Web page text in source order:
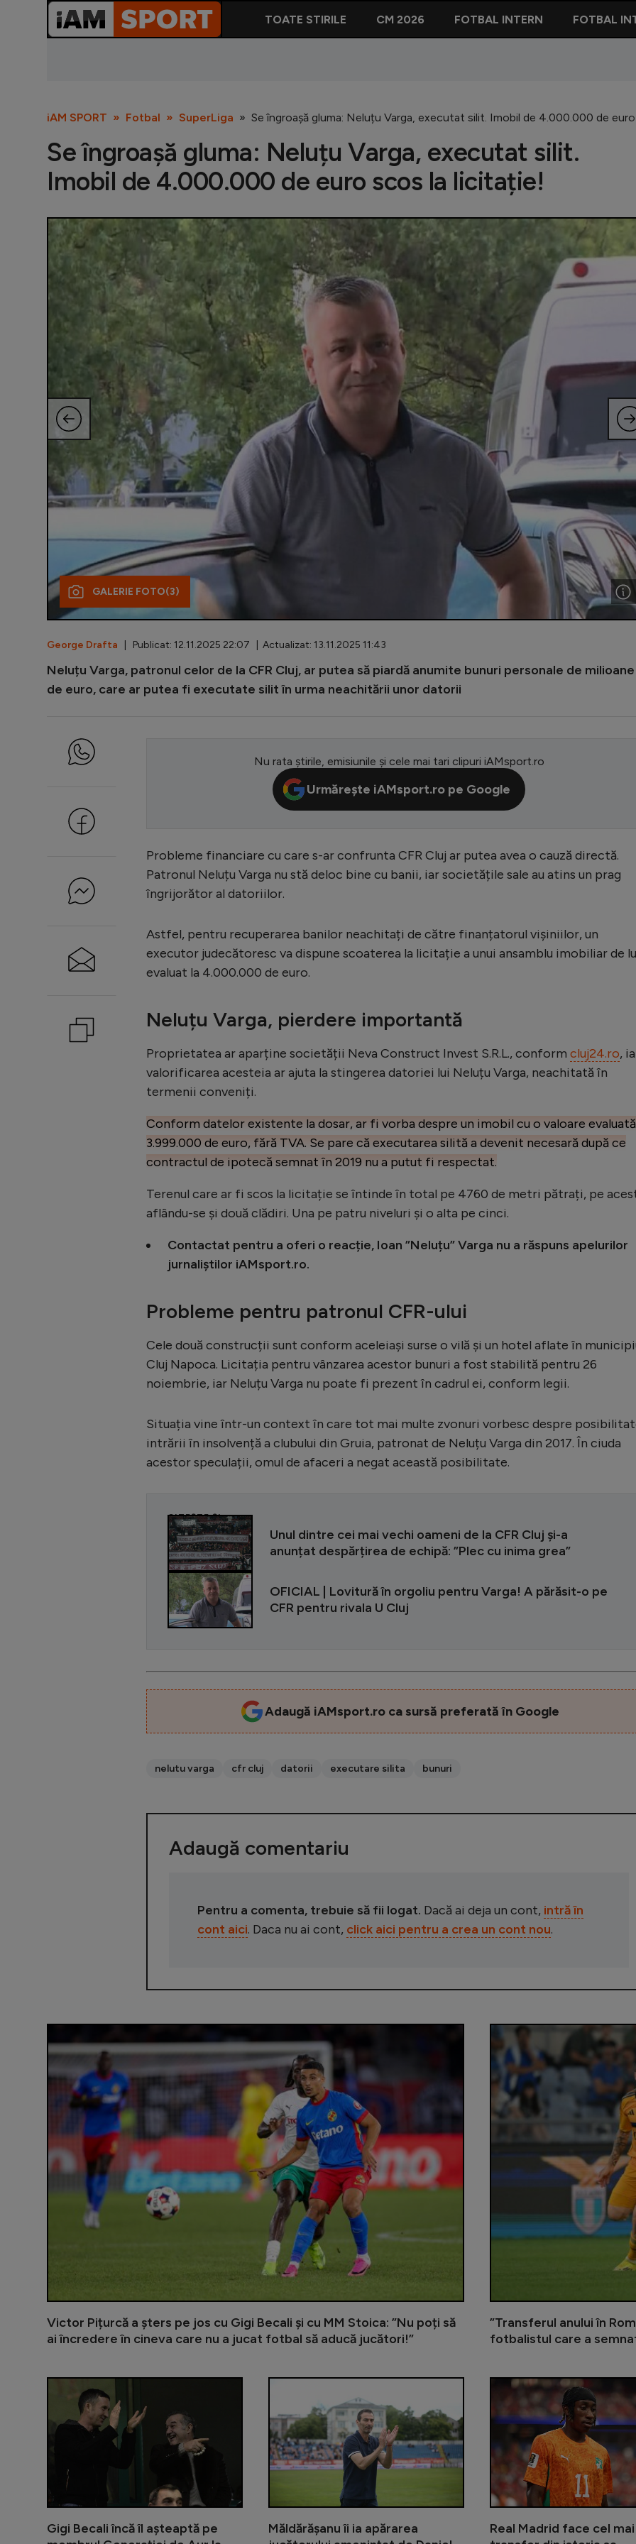
TOATE STIRILE CM 2026 FOTBAL INTERN FOTBAL
iAM SPORT Fotbal SuperLiga Se îngroașă gluma: Neluțu Varga, executat silit. Imobil de 4.000.000 de
Se îngroașă gluma: Neluțu Varga, executat silit.
Imobil de 4.000.000 de euro scos la licitație!
GALERIE FOTO(3)
George Drafta | Publicat: 12.11.2025 22:07 | Actualizat: 13.11.2025 11:43
Neluțu Varga, patronul celor de la CFR Cluj, ar putea să piardă anumite bunuri personale de milioane
de euro, care ar putea fi executate silit în urma neachitării unor datorii
Nu rata știrile, emisiunile și cele mai tari clipuri iAMsport.ro
Urmărește iAMsport.ro pe Google
Probleme financiare cu care s-ar confrunta CFR Cluj ar putea avea o cauză directă.
Patronul Neluțu Varga nu stă deloc bine cu banii, iar societățile sale au atins un prag
îngrijorător al datoriilor.
Astfel, pentru recuperarea banilor neachitați de către finanțatorul vișiniilor, un
executor judecătoresc va dispune scoaterea la licitație a unui ansamblu imobiliar de
evaluat la 4.000.000 de euro.
Neluțu Varga, pierdere importantă
Proprietatea ar aparține societății Neva Construct Invest S.R.L., conform cluj24.ro,
valorificarea acesteia ar ajuta la stingerea datoriei lui Neluțu Varga, neachitată în
termenii conveniți.
Conform datelor existente la dosar, ar fi vorba despre un imobil cu o valoare
3.999.000 de euro, fără TVA. Se pare că executarea silită a devenit necesară după ce
contractul de ipotecă semnat în 2019 nu a putut fi respectat.
Terenul care ar fi scos la licitație se întinde în total pe 4760 de metri pătrați, pe
aflându-se și două clădiri. Una pe patru niveluri și o alta pe cinci.
Contactat pentru a oferi o reacție, Ioan ”Neluțu” Varga nu a răspuns apelurilor
jurnaliștilor iAMsport.ro.
Probleme pentru patronul CFR-ului
Cele două construcții sunt conform aceleiași surse o vilă și un hotel aflate în
Cluj Napoca. Licitația pentru vânzarea acestor bunuri a fost stabilită pentru 26
noiembrie, iar Neluțu Varga nu poate fi prezent în cadrul ei, conform legii.
Situația vine într-un context în care tot mai multe zvonuri vorbesc despre
intrării în insolvență a clubului din Gruia, patronat de Neluțu Varga din 2017. În ciuda
acestor speculații, omul de afaceri a negat această posibilitate.
CITEȘTE ȘI
Unul dintre cei mai vechi oameni de la CFR Cluj și-a
anunțat despărțirea de echipă: ”Plec cu inima grea”
OFICIAL | Lovitură în orgoliu pentru Varga! A părăsit-o pe
CFR pentru rivala U Cluj
Adaugă iAMsport.ro ca sursă preferată în Google
nelutu varga cfr cluj datorii executare silita bunuri
Adaugă comentariu
Pentru a comenta, trebuie să fii logat. Dacă ai deja un cont, intră în
cont aici. Daca nu ai cont, click aici pentru a crea un cont nou.
Victor Pițurcă a șters pe jos cu Gigi Becali și cu MM Stoica: ”Nu poți să
ai încredere în cineva care nu a jucat fotbal să aducă jucători!”
”Transferul anului în
fotbalistul care a
Gigi Becali încă îl așteaptă pe
Gigi Becali încă îl așteaptă pe
Măldărășanu îi ia apărarea
Real Madrid face cel